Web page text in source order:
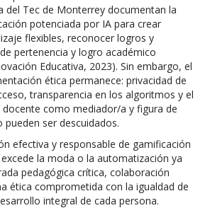
del Tec de Monterrey documentan la
potenciada por IA para crear
flexibles, reconocer logros y
pertenencia y logro académico
Educativa, 2023). Sin embargo, el
ética permanece: privacidad de
transparencia en los algoritmos y el
como mediador/a y figura de
ser descuidados.
efectiva y responsable de gamificación
la moda o la automatización ya
pedagógica crítica, colaboración
ética comprometida con la igualdad de
integral de cada persona.